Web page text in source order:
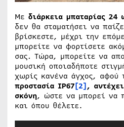
Με διάρκεια μπαταρίας 24
δεν θα σταματήσει να
βρίσκεστε, μέχρι την
μπορείτε να φορτίσετε
σας. Τώρα, μπορείτε να
μουσική οποιαδήποτε
χωρίς κανένα άγχος, αφού
προστασία IP67[2],
σκόνη, ώστε να μπορεί να
και όπου θέλετε.